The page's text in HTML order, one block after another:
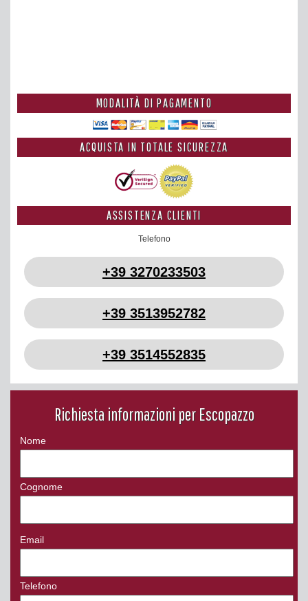
MODALITÀ DI PAGAMENTO
ACQUISTA IN TOTALE SICUREZZA
ASSISTENZA CLIENTI
Telefono
+39 3270233503
+39 3513952782
+39 3514552835
Richiesta informazioni per Escopazzo
Nome
Cognome
Email
Telefono